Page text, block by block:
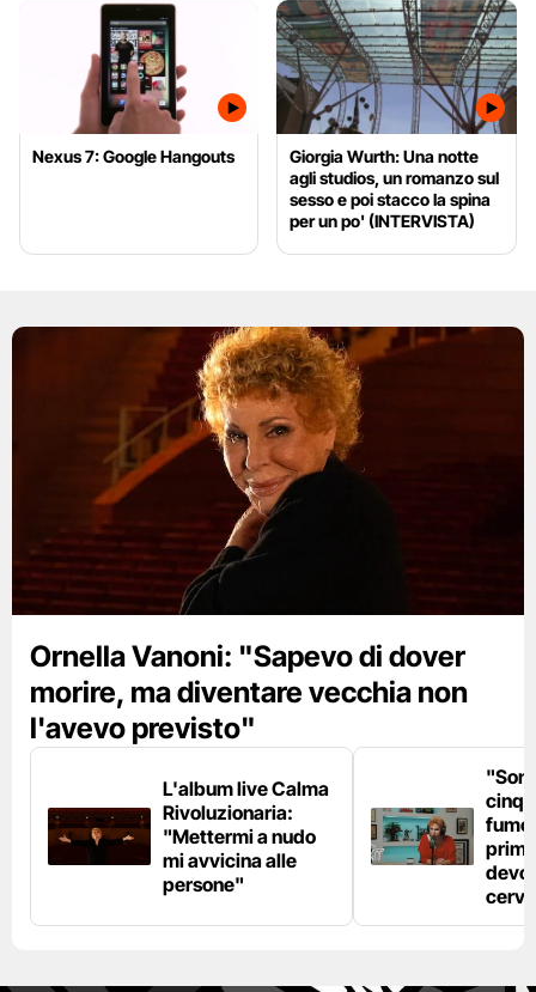
Nexus 7: Google Hangouts
Giorgia Wurth: Una notte
agli studios, un romanzo sul
sesso e poi stacco la spina
per un po' (INTERVISTA)
Ornella Vanoni: "Sapevo di dover
morire, ma diventare vecchia non
l'avevo previsto"
L'album live Calma
Rivoluzionaria:
"Mettermi a nudo
mi avvicina alle
persone"
fumo
devo